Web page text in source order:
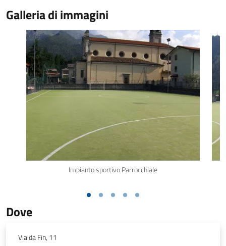
Galleria di immagini
Impianto sportivo Parrocchiale
Dove
Via da Fin, 11